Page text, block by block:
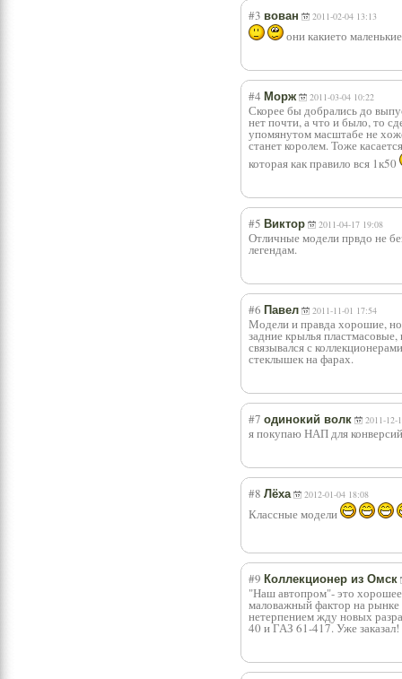
#3 вован 2011-02-04 13:13
они какието маленькие
#4 Морж 2011-03-04 10:22
Скорее бы добрались до
нет почти, а что и было, то
упомянутом масштабе не
станет королем. Тоже
которая как правило вся 1к50
#5 Виктор 2011-04-17 19:08
Отличные модели првдо не
легендам.
#6 Павел 2011-11-01 17:54
Модели и правда хорошие,
задние крылья
связывался с
стеклышек на фарах.
#7 одинокий волк 2011-12-
я покупаю НАП для
#8 Лёха 2012-01-04 18:08
Классные модели
#9 Коллекционер из Омск
"Наш автопром"- это
маловажный фактор на
нетерпением жду новых
40 и ГАЗ 61-417. Уже